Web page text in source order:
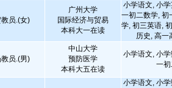
员.(女)
广州大学
国际经济与贸易
本科大一在读
小学语文, 小
一初二数学, 初
学, 初三英语,
历史, 高一
员.(男)
中山大学
预防医学
本科大五在读
小学语文, 小
一
小学语文, 小